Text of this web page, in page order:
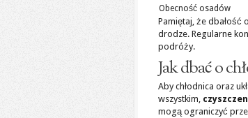
Obecność osadów
Pamiętaj, że dbałość
drodze. Regularne
podróży.
Jak dbać o
Aby chłodnica oraz
wszystkim,
mogą ograniczyć